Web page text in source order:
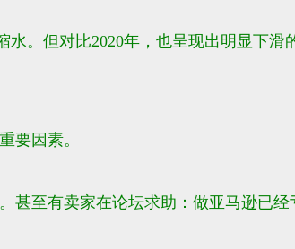
。但对比2020年，也呈现出明显下滑
要因素。
甚至有卖家在论坛求助： 做亚马逊已经